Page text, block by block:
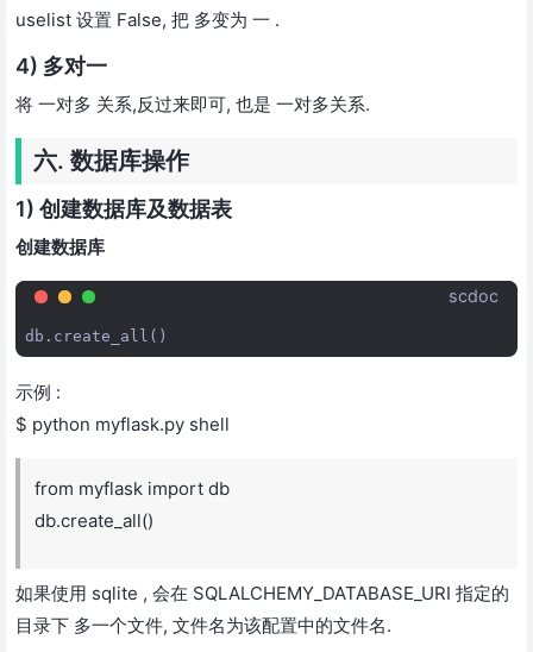
uselist 设置 False, 把 多变为 一 .
4) 多对一
将 一对多 关系,反过来即可, 也是 一对多关系.
六. 数据库操作
1) 创建数据库及数据表
创建数据库
scdoc
示例 :
$ python myflask.py shell
from myflask import db
db.create_all()
如果使用 sqlite , 会在 SQLALCHEMY_DATABASE_URI 指定的
目录下 多一个文件, 文件名为该配置中的文件名.